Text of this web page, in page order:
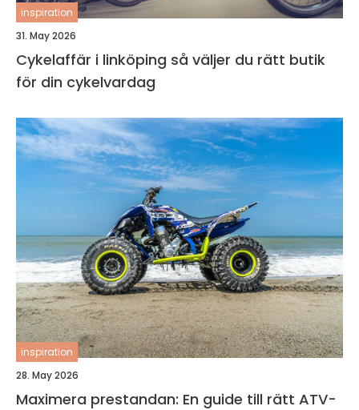
inspiration
31. May 2026
Cykelaffär i linköping så väljer du rätt butik
för din cykelvardag
inspiration
28. May 2026
Maximera prestandan: En guide till rätt ATV-